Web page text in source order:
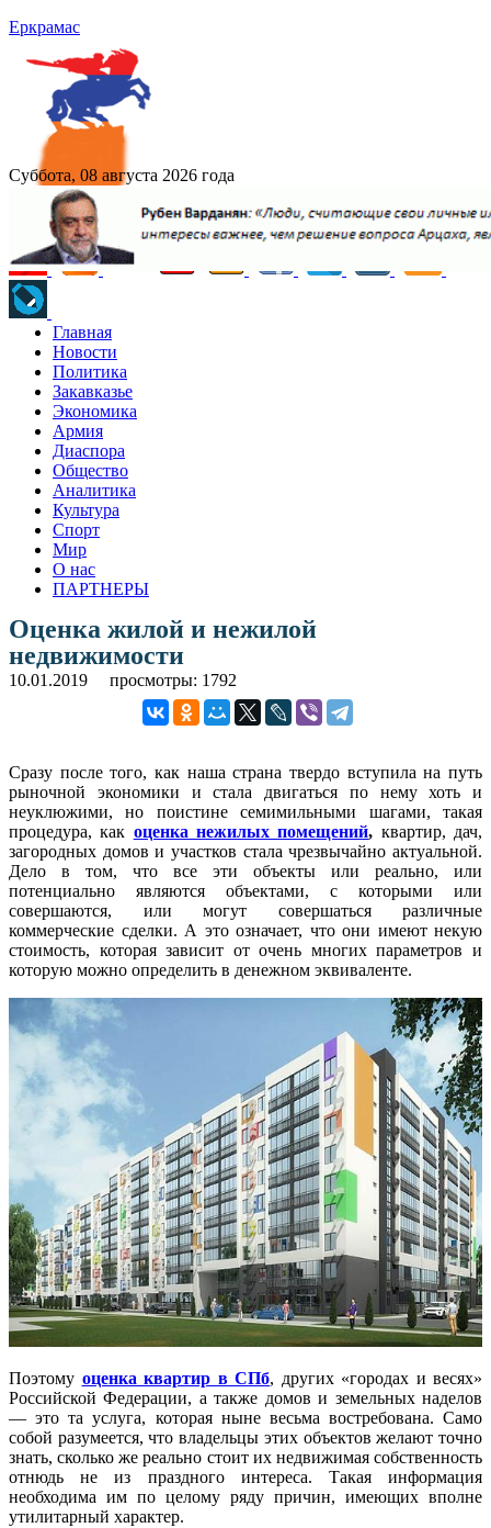
Еркрамас
Суббота, 08 августа 2026 года
Главная
Новости
Политика
Закавказье
Экономика
Армия
Диаспора
Общество
Аналитика
Культура
Спорт
Мир
О нас
ПАРТНЕРЫ
Оценка жилой и нежилой
недвижимости
10.01.2019 просмотры: 1792
Сразу после того, как наша страна твердо вступила на путь
рыночной экономики и стала двигаться по нему хоть и
неуклюжими, но поистине семимильными шагами, такая
процедура, как оценка нежилых помещений, квартир, дач,
загородных домов и участков стала чрезвычайно актуальной.
Дело в том, что все эти объекты или реально, или
потенциально являются объектами, с которыми или
совершаются, или могут совершаться различные
коммерческие сделки. А это означает, что они имеют некую
стоимость, которая зависит от очень многих параметров и
которую можно определить в денежном эквиваленте.
Поэтому оценка квартир в СПб, других «городах и весях»
Российской Федерации, а также домов и земельных наделов
— это та услуга, которая ныне весьма востребована. Само
собой разумеется, что владельцы этих объектов желают точно
знать, сколько же реально стоит их недвижимая собственность
отнюдь не из праздного интереса. Такая информация
необходима им по целому ряду причин, имеющих вполне
утилитарный характер.